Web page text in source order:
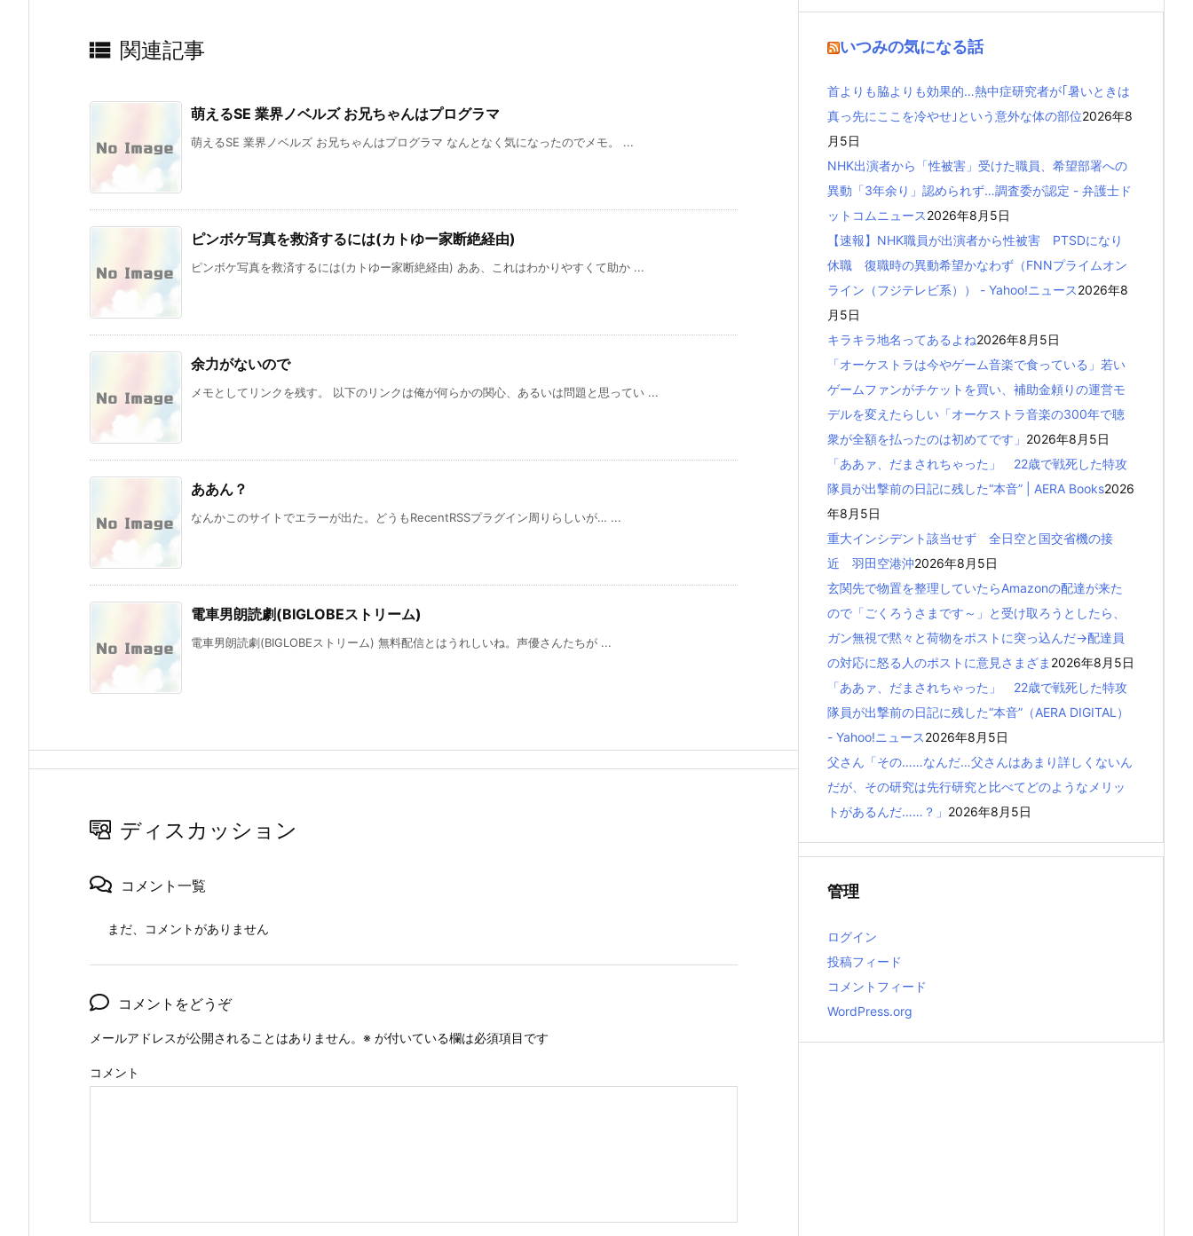
 関連記事
萌えるSE 業界ノベルズ お兄ちゃんはプログラマ
萌えるSE 業界ノベルズ お兄ちゃんはプログラマ なんとなく気になったのでメモ。 ...
ピンボケ写真を救済するには(カトゆー家断絶経由)
ピンボケ写真を救済するには(カトゆー家断絶経由) ああ、これはわかりやすくて助か ...
余力がないので
メモとしてリンクを残す。 以下のリンクは俺が何らかの関心、あるいは問題と思ってい ...
ああん？
なんかこのサイトでエラーが出た。どうもRecentRSSプラグイン周りらしいが… ...
電車男朗読劇(BIGLOBEストリーム)
電車男朗読劇(BIGLOBEストリーム) 無料配信とはうれしいね。声優さんたちが ...
ディスカッション
コメント一覧
まだ、コメントがありません
コメントをどうぞ
メールアドレスが公開されることはありません。 ※ が付いている欄は必須項目です
コメント
いつみの気になる話
首よりも脇よりも効果的…熱中症研究者が｢暑いときは
真っ先にここを冷やせ｣という意外な体の部位2026年8
月5日
NHK出演者から「性被害」受けた職員、希望部署への
異動「3年余り」認められず…調査委が認定 - 弁護士ド
ットコムニュース2026年8月5日
【速報】NHK職員が出演者から性被害 PTSDになり
休職 復職時の異動希望かなわず（FNNプライムオン
ライン（フジテレビ系）） - Yahoo!ニュース2026年8
月5日
キラキラ地名ってあるよね2026年8月5日
「オーケストラは今やゲーム音楽で食っている」若い
ゲームファンがチケットを買い、補助金頼りの運営モ
デルを変えたらしい「オーケストラ音楽の300年で聴
衆が全額を払ったのは初めてです」 2026年8月5日
「ああァ、だまされちゃった」 22歳で戦死した特攻
隊員が出撃前の日記に残した“本音” | AERA Books2026
年8月5日
重大インシデント該当せず 全日空と国交省機の接
近 羽田空港沖2026年8月5日
玄関先で物置を整理していたらAmazonの配達が来た
ので「ごくろうさまです～」と受け取ろうとしたら、
ガン無視で黙々と荷物をポストに突っ込んだ→配達員
の対応に怒る人のポストに意見さまざま 2026年8月5日
「ああァ、だまされちゃった」 22歳で戦死した特攻
隊員が出撃前の日記に残した“本音”（AERA DIGITAL）
- Yahoo!ニュース2026年8月5日
父さん「その……なんだ…父さんはあまり詳しくないん
だが、その研究は先行研究と比べてどのようなメリッ
トがあるんだ……？」 2026年8月5日
管理
ログイン
投稿フィード
コメントフィード
WordPress.org